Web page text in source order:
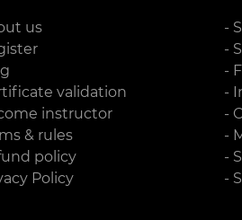
us
validation
instructor
& rules
policy
Policy
-
-
-
-
-
-
-
-